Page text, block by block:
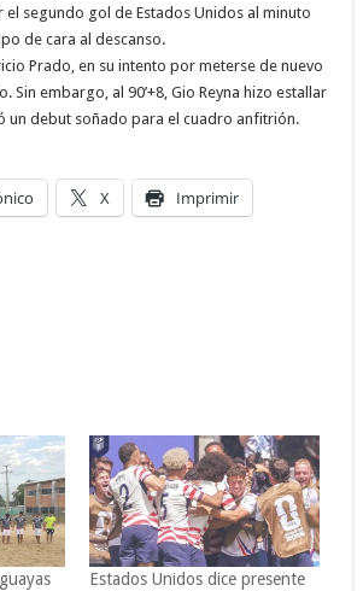
segundo gol de Estados Unidos al minuto
de cara al descanso.
Prado, en su intento por meterse de nuevo
embargo, al 90’+8, Gio Reyna hizo estallar
un debut soñado para el cuadro anfitrión.
X Imprimir
Estados Unidos dice presente